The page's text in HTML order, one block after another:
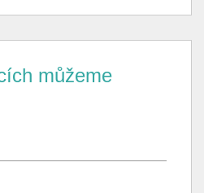
můžeme